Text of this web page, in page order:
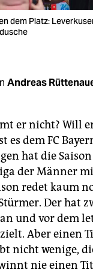
dem Platz:
Andreas
er nicht? Will
es dem FC
hat die
der Männer
redet kaum
Der hat
und vor dem
Aber einen
nicht wenige,
nie einen